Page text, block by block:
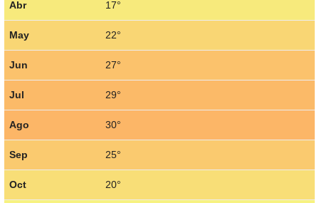
Abr 17°
May 22°
Jun 27°
Jul 29°
Ago 30°
Sep 25°
Oct 20°